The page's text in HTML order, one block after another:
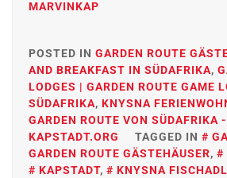
MARVINKAP
POSTED IN GARDEN ROUTE
AND BREAKFAST IN SÜDAFRIKA,
LODGES | GARDEN ROUTE GAME
SÜDAFRIKA, KNYSNA
GARDEN ROUTE VON SÜDAFRIKA -
KAPSTADT.ORG
TAGGED IN
GARDEN ROUTE GÄSTEHÄUSER,
KAPSTADT, KNYSNA